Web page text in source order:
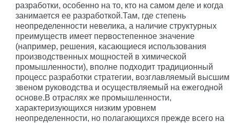
разработки, особенно на то, кто на самом деле и когда
занимается ее разработкой.Там, где степень
неопределенности невелика, а наличие структурных
преимуществ имеет первостепенное значение
(например, решения, касающиеся использования
производственных мощностей в химической
промышленности), вполне подходит традиционный
процесс разработки стратегии, возглавляемый высшим
звеном руководства и осуществляемый на ежегодной
основе.В отраслях же промышленности,
характеризующихся низким уровнем
неопределенности, но полагающихся прежде всего на